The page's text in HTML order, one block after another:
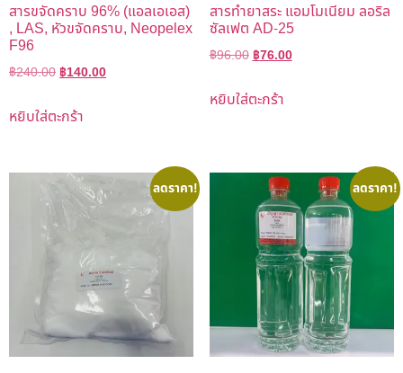
สารขจัดคราบ 96% (แอลเอเอส)
, LAS, หัวขจัดคราบ, Neopelex
F96
฿240.00฿140.00
หยิบใส่ตะกร้า
สารทำยาสระ แอมโมเนียม ลอริล
ซัลเฟต AD-25
฿96.00฿76.00
หยิบใส่ตะกร้า
ลดราคา! ลดราคา!